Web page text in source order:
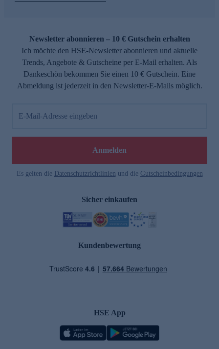
Newsletter abonnieren – 10 € Gutschein erhalten
Ich möchte den HSE-Newsletter abonnieren und aktuelle
Trends, Angebote & Gutscheine per E-Mail erhalten. Als
Dankeschön bekommen Sie einen 10 € Gutschein. Eine
Abmeldung ist jederzeit in den Newsletter-E-Mails möglich.
E-Mail-Adresse eingeben
Anmelden
Es gelten die Datenschutzrichtlinien und die Gutscheinbedingungen
Sicher einkaufen
Kundenbewertung
HSE App